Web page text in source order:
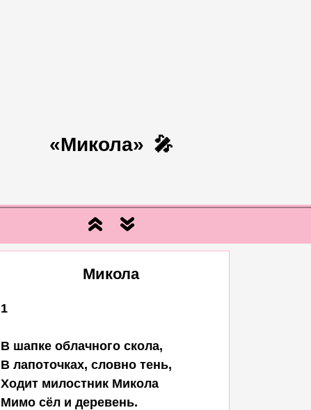
«Микола» 🎤
Микола
1
В шапке облачного скола,
В лапоточках, словно тень,
Ходит милостник Микола
Мимо сёл и деревень.